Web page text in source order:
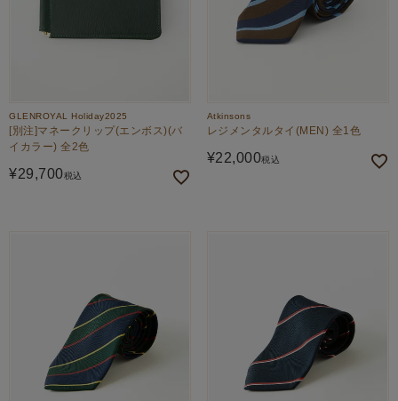
GLENROYAL Holiday2025
[別注]マネークリップ(エンボス)(バ
イカラー) 全2色
¥29,700税込
Atkinsons
レジメンタルタイ(MEN) 全1色
¥22,000税込